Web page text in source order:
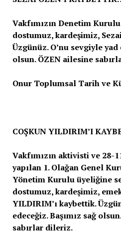
Vakfımızın Denetim
dostumuz, kardeşimiz,
Üzgünüz. O’nu sevgiyle yad
olsun. ÖZEN ailesine
Onur Toplumsal Tarih ve
COŞKUN YILDIRIM’I
Vakfımızın aktivisti ve 28-
yapılan 1. Olağan Genel
Yönetim Kurulu üyeliğine
dostumuz, kardeşimiz,
YILDIRIM’ı kaybettik.
edeceğiz. Başımız sağ
sabırlar dileriz.